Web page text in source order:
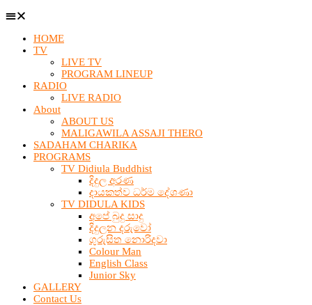
HOME
TV
LIVE TV
PROGRAM LINEUP
RADIO
LIVE RADIO
About
ABOUT US
MALIGAWILA ASSAJI THERO
SADAHAM CHARIKA
PROGRAMS
TV Didiula Buddhist
දිදුල අරණ
දායකත්ව ධර්ම දේශණා
TV DIDULA KIDS
අපේ බුදු සාදු
දිදුලන දරුවෝ
ගුරුසිත නොරිදවා
Colour Man
English Class
Junior Sky
GALLERY
Contact Us